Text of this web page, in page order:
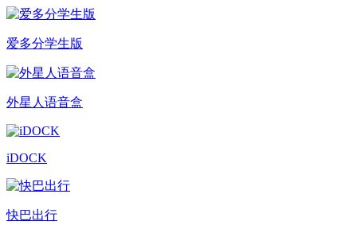
爱多分学生版
外星人语音盒
iDOCK
快巴出行